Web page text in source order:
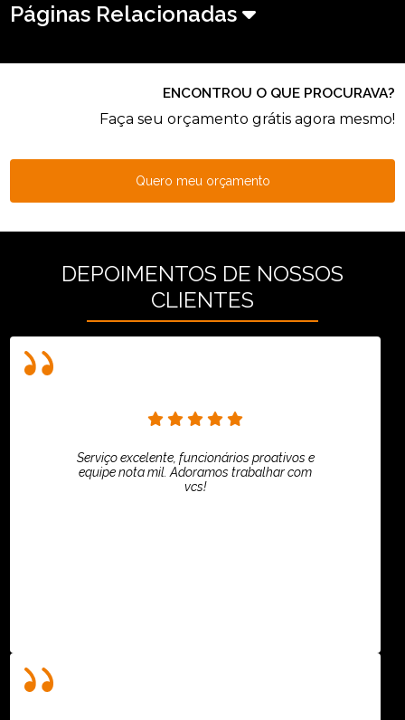
Páginas Relacionadas
ENCONTROU O QUE PROCURAVA?
Faça seu orçamento grátis agora mesmo!
Quero meu orçamento
DEPOIMENTOS DE NOSSOS
CLIENTES
Serviço excelente, funcionários proativos e
equipe nota mil. Adoramos trabalhar com
vcs!